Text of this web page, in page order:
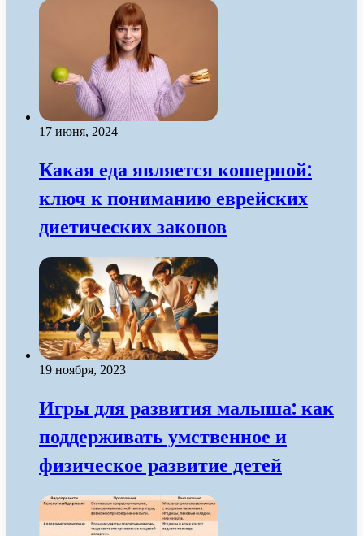
17 июня, 2024
Какая еда является кошерной:
ключ к пониманию еврейских
диетических законов
19 ноября, 2023
Игры для развития малыша: как
поддерживать умственное и
физическое развитие детей